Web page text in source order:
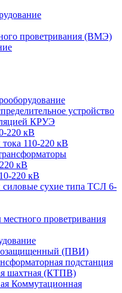
проветривания (ВМЭ)
устройство
КРУЭ
220 кВ
110-220 кВ
кВ
220 кВ
силовые сухие типа ТСЛ 6-
проветривания
(ПВИ)
подстанция
шахтная (КТПВ)
Коммутационная